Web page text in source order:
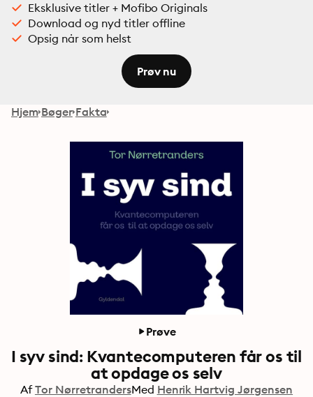
Eksklusive titler + Mofibo Originals
Download og nyd titler offline
Opsig når som helst
Prøv nu
Hjem Bøger Fakta
Prøve
I syv sind: Kvantecomputeren får os til
at opdage os selv
Af Tor NørretrandersMed Henrik Hartvig Jørgensen